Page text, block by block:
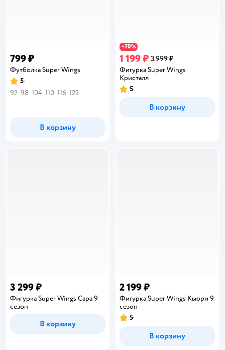
799 ₽
Футболка Super Wings
Рейтинг:
5
92 98 104 110 116 122
В корзину
−70%
1 199 ₽ 3 999 ₽
Фигурка Super Wings
Кристалл
Рейтинг:
5
В корзину
3 299 ₽
Фигурка Super Wings Сара 9
сезон
В корзину
2 199 ₽
Фигурка Super Wings Кьюри 9
сезон
Рейтинг:
5
В корзину